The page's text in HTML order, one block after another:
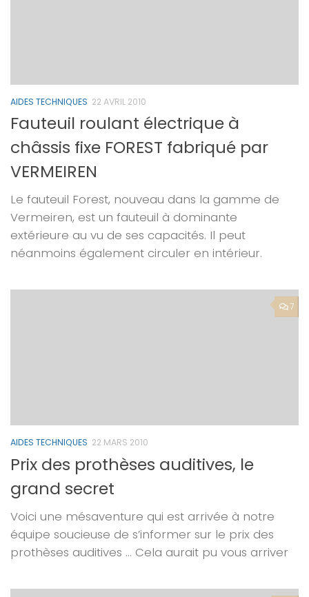
AIDES TECHNIQUES 22 AVRIL 2010
Fauteuil roulant électrique à
châssis fixe FOREST fabriqué par
VERMEIREN
Le fauteuil Forest, nouveau dans la gamme de
Vermeiren, est un fauteuil à dominante
extérieure au vu de ses capacités. Il peut
néanmoins également circuler en intérieur.
7
AIDES TECHNIQUES 22 MARS 2010
Prix des prothèses auditives, le
grand secret
Voici une mésaventure qui est arrivée à notre
équipe soucieuse de s’informer sur le prix des
prothèses auditives … Cela aurait pu vous arriver